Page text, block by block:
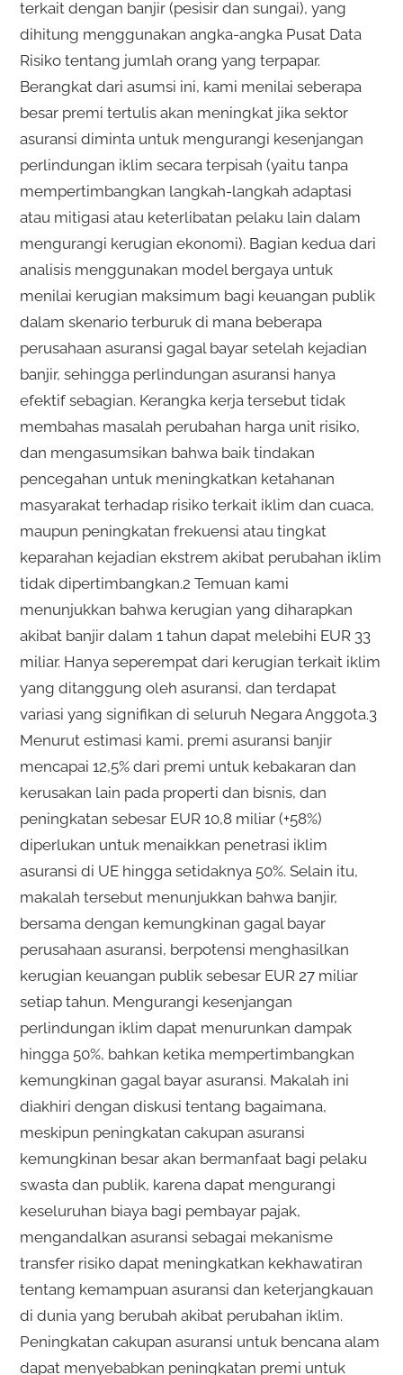
terkait dengan banjir (pesisir dan sungai), yang
dihitung menggunakan angka-angka Pusat Data
Risiko tentang jumlah orang yang terpapar.
Berangkat dari asumsi ini, kami menilai seberapa
besar premi tertulis akan meningkat jika sektor
asuransi diminta untuk mengurangi kesenjangan
perlindungan iklim secara terpisah (yaitu tanpa
mempertimbangkan langkah-langkah adaptasi
atau mitigasi atau keterlibatan pelaku lain dalam
mengurangi kerugian ekonomi). Bagian kedua dari
analisis menggunakan model bergaya untuk
menilai kerugian maksimum bagi keuangan publik
dalam skenario terburuk di mana beberapa
perusahaan asuransi gagal bayar setelah kejadian
banjir, sehingga perlindungan asuransi hanya
efektif sebagian. Kerangka kerja tersebut tidak
membahas masalah perubahan harga unit risiko,
dan mengasumsikan bahwa baik tindakan
pencegahan untuk meningkatkan ketahanan
masyarakat terhadap risiko terkait iklim dan cuaca,
maupun peningkatan frekuensi atau tingkat
keparahan kejadian ekstrem akibat perubahan iklim
tidak dipertimbangkan.2 Temuan kami
menunjukkan bahwa kerugian yang diharapkan
akibat banjir dalam 1 tahun dapat melebihi EUR 33
miliar. Hanya seperempat dari kerugian terkait iklim
yang ditanggung oleh asuransi, dan terdapat
variasi yang signifikan di seluruh Negara Anggota.3
Menurut estimasi kami, premi asuransi banjir
mencapai 12,5% dari premi untuk kebakaran dan
kerusakan lain pada properti dan bisnis, dan
peningkatan sebesar EUR 10,8 miliar (+58%)
diperlukan untuk menaikkan penetrasi iklim
asuransi di UE hingga setidaknya 50%. Selain itu,
makalah tersebut menunjukkan bahwa banjir,
bersama dengan kemungkinan gagal bayar
perusahaan asuransi, berpotensi menghasilkan
kerugian keuangan publik sebesar EUR 27 miliar
setiap tahun. Mengurangi kesenjangan
perlindungan iklim dapat menurunkan dampak
hingga 50%, bahkan ketika mempertimbangkan
kemungkinan gagal bayar asuransi. Makalah ini
diakhiri dengan diskusi tentang bagaimana,
meskipun peningkatan cakupan asuransi
kemungkinan besar akan bermanfaat bagi pelaku
swasta dan publik, karena dapat mengurangi
keseluruhan biaya bagi pembayar pajak,
mengandalkan asuransi sebagai mekanisme
transfer risiko dapat meningkatkan kekhawatiran
tentang kemampuan asuransi dan keterjangkauan
di dunia yang berubah akibat perubahan iklim.
Peningkatan cakupan asuransi untuk bencana alam
dapat menyebabkan peningkatan premi untuk